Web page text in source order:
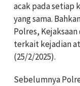
acak pada setiap
yang sama.
Polres,
terkait kejadian
(25/2/2025).
Sebelumnya